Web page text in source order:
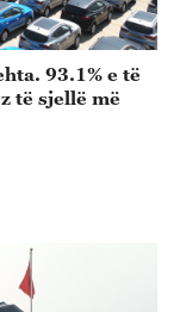
93.1% e të
të sjellë më